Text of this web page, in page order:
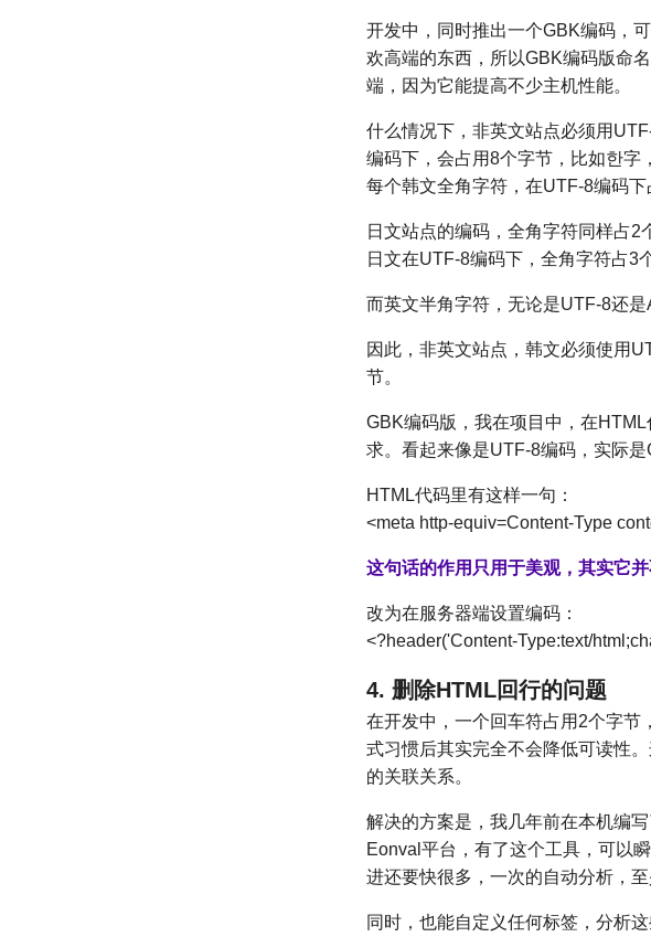
开发中，同时推出一个GBK编码，
欢高端的东西，所以GBK编码版命
端，因为它能提高不少主机性能。
什么情况下，非英文站点必须用
编码下，会占用8个字节，比如한字
每个韩文全角字符，在UTF-8编码下
日文站点的编码，全角字符同样占2
日文在UTF-8编码下，全角字符占3
而英文半角字符，无论是UTF-8还是
因此，非英文站点，韩文必须使用
节。
GBK编码版，我在项目中，在
求。看起来像是UTF-8编码，实际
HTML代码里有这样一句：
<meta http-equiv=Content-Type
这句话的作用只用于美观，其实它并
改为在服务器端设置编码：
<?header('Content-Type:text/
4. 删除HTML回行的问题
在开发中，一个回车符占用2个字节
式习惯后其实完全不会降低可读性
的关联关系。
解决的方案是，我几年前在本机编
Eonval平台，有了这个工具，可以
进还要快很多，一次的自动分析，
同时，也能自定义任何标签，分析这